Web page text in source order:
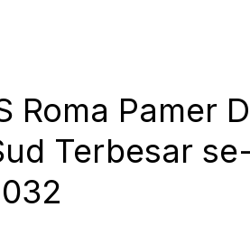
Roma Pamer
Terbesar